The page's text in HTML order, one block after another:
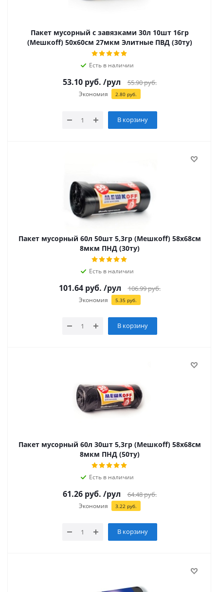
Пакет мусорный с завязками 30л 10шт 16гр
(Мешкоff) 50х60см 27мкм Элитные ПВД (30ту)
Есть в наличии
53.10руб. /рул 55.90руб.
Экономия 2.80руб.
В корзину
Пакет мусорный 60л 50шт 5,3гр (Мешкоff) 58х68см
8мкм ПНД (30ту)
Есть в наличии
101.64руб. /рул 106.99руб.
Экономия 5.35 руб.
В корзину
Пакет мусорный 60л 30шт 5,3гр (Мешкоff) 58х68см
8мкм ПНД (50ту)
Есть в наличии
61.26руб. /рул 64.48руб.
Экономия 3.22руб.
В корзину